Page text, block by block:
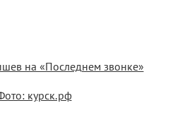
на «Последнем звонке»
курск.рф